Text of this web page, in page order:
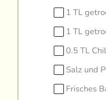
1 TL
1 TL
0.5 TL
Salz und
Frisches